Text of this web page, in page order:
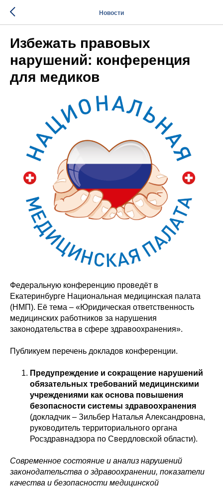
Новости
Избежать правовых
нарушений: конференция
для медиков
Федеральную конференцию проведёт в
Екатеринбурге Национальная медицинская палата
(НМП). Её тема – «Юридическая ответственность
медицинских работников за нарушения
законодательства в сфере здравоохранения».
Публикуем перечень докладов конференции.
Предупреждение и сокращение нарушений
обязательных требований медицинскими
учреждениями как основа повышения
безопасности системы здравоохранения
(докладчик – Зильбер Наталья Александровна,
руководитель территориального органа
Росздравнадзора по Свердловской области).
Современное состояние и анализ нарушений
законодательства о здравоохранении, показатели
качества и безопасности медицинской